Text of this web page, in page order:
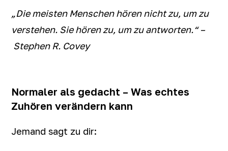
„Die meisten Menschen hören nicht zu, um zu
verstehen. Sie hören zu, um zu antworten.“ –
Stephen R. Covey
Normaler als gedacht – Was echtes
Zuhören verändern kann
Jemand sagt zu dir: